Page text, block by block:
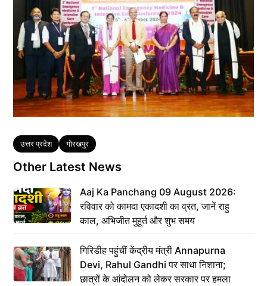
Tags
उत्तर प्रदेश गोरखपुर
Other Latest News
Aaj Ka Panchang 09 August 2026:
रविवार को कामदा एकादशी का व्रत, जानें राहु
काल, अभिजीत मुहूर्त और शुभ समय
गिरिडीह पहुंचीं केंद्रीय मंत्री Annapurna
Devi, Rahul Gandhi पर साधा निशाना;
छात्रों के आंदोलन को लेकर सरकार पर हमला